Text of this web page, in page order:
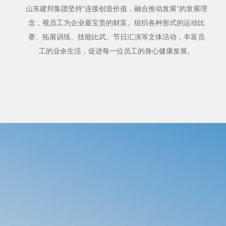
山东建邦集团坚持“连接创造价值，融合推动发展”的发展理
念，视员工为企业最宝贵的财富。组织各种形式的运动比
赛、拓展训练、技能比武、节日汇演等文体活动，丰富员
工的业余生活，促进每一位员工的身心健康发展。